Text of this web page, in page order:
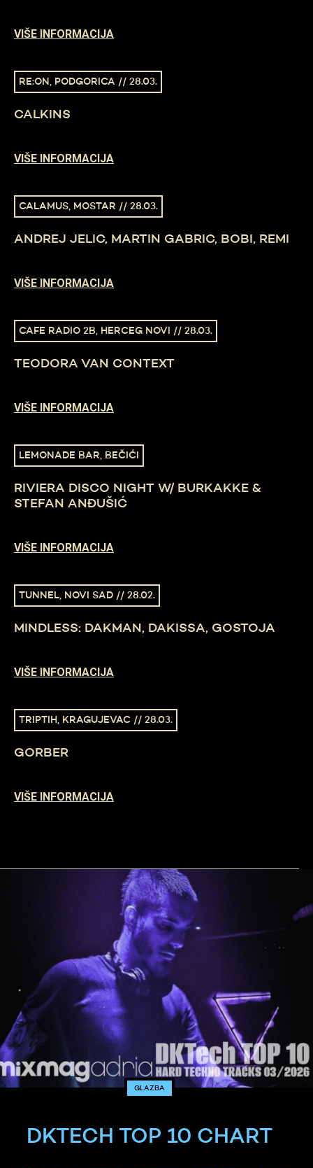
VIŠE INFORMACIJA
RE:ON, PODGORICA // 28.03.
CALKINS
VIŠE INFORMACIJA
CALAMUS, MOSTAR // 28.03.
ANDREJ JELIC, MARTIN GABRIC, BOBI, REMI
VIŠE INFORMACIJA
CAFE RADIO 2B, HERCEG NOVI // 28.03.
TEODORA VAN CONTEXT
VIŠE INFORMACIJA
LEMONADE BAR, BEČIĆI
RIVIERA DISCO NIGHT W/ BURKAKKE &
STEFAN ANĐUŠIĆ
VIŠE INFORMACIJA
TUNNEL, NOVI SAD // 28.02.
MINDLESS: DAKMAN, DAKISSA, GOSTOJA
VIŠE INFORMACIJA
TRIPTIH, KRAGUJEVAC // 28.03.
GORBER
VIŠE INFORMACIJA
GLAZBA
DKTECH TOP 10 CHART